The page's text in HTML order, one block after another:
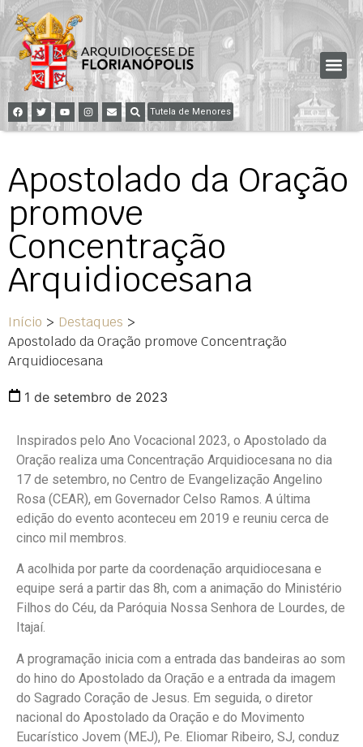
Tutela de Menores
Apostolado da Oração
promove
Concentração
Arquidiocesana
Início > Destaques >
Apostolado da Oração promove Concentração
Arquidiocesana
1 de setembro de 2023
Inspirados pelo Ano Vocacional 2023, o Apostolado da
Oração realiza uma Concentração Arquidiocesana no dia
17 de setembro, no Centro de Evangelização Angelino
Rosa (CEAR), em Governador Celso Ramos. A última
edição do evento aconteceu em 2019 e reuniu cerca de
cinco mil membros.
A acolhida por parte da coordenação arquidiocesana e
equipe será a partir das 8h, com a animação do Ministério
Filhos do Céu, da Paróquia Nossa Senhora de Lourdes, de
Itajaí.
A programação inicia com a entrada das bandeiras ao som
do hino do Apostolado da Oração e a entrada da imagem
do Sagrado Coração de Jesus. Em seguida, o diretor
nacional do Apostolado da Oração e do Movimento
Eucarístico Jovem (MEJ), Pe. Eliomar Ribeiro, SJ, conduz